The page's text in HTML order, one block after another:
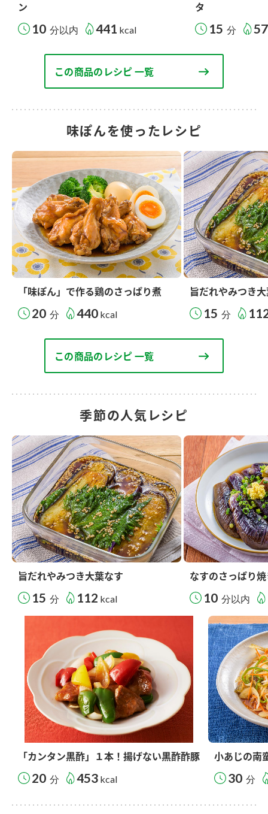
ン
10 分以内 441 kcal
タ
15 分
この商品のレシピ 一覧
味ぽんを使ったレシピ
「味ぽん」で作る鶏のさっぱり煮
20 分 440 kcal
旨だれやみつき
15 分
この商品のレシピ 一覧
季節の人気レシピ
旨だれやみつき大葉なす
15 分 112 kcal
なすのさっぱり
10 分以内
「カンタン黒酢」１本！揚げない黒酢酢豚
20 分 453 kcal
小あじの南
30 分